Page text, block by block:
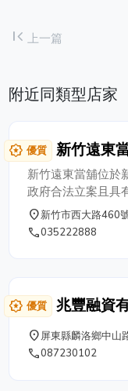
first_page 上一篇
附近同類型店家
award_star 優質
新竹遠東
車借款,機
鑽石黃金
新竹遠東當舖位於
政府合法立案且具
質當舖。 在您急需
遠東當舖給您最專
竹當鋪•新竹汽車借
免留車•新竹市汽車
•鑽石借款•黃金借
款•新竹房屋借款•
place新竹市西大路460
phone035222888
award_star 優質 兆豐融資
place屏東縣麟洛鄉中山
phone087230102